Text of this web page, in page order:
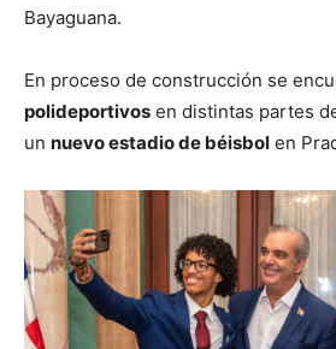
Bayaguana.
En proceso de construcción se
polideportivos en distintas partes
un nuevo estadio de béisbol en